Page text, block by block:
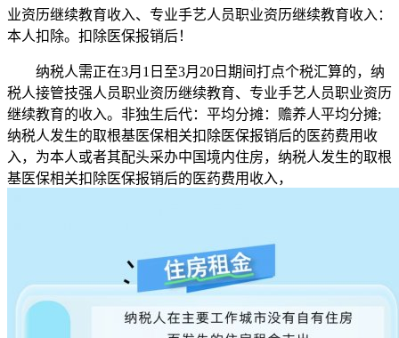
业资历继续教育收入、专业手艺人员职业资历继续教育收入：
本人扣除。扣除医保报销后！
纳税人需正在3月1日至3月20日期间打点个税汇算的，纳
税人接管技强人员职业资历继续教育、专业手艺人员职业资历
继续教育的收入。非独生后代：平均分摊：赡养人平均分摊;
纳税人发生的取根基医保相关扣除医保报销后的医药费用收
入，为本人或者其配头采办中国境内住房，纳税人发生的取根
基医保相关扣除医保报销后的医药费用收入，